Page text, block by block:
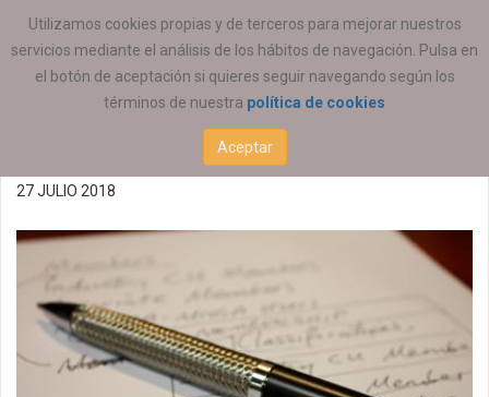
Utilizamos cookies propias y de terceros para mejorar nuestros
servicios mediante el análisis de los hábitos de navegación. Pulsa en
el botón de aceptación si quieres seguir navegando según los
términos de nuestra política de cookies
Aceptar
ESTÁ AQUÍ: EMPLEO OFERTAS DE EMPLEO
Oferta de empleo
27/07/2018
27 JULIO 2018